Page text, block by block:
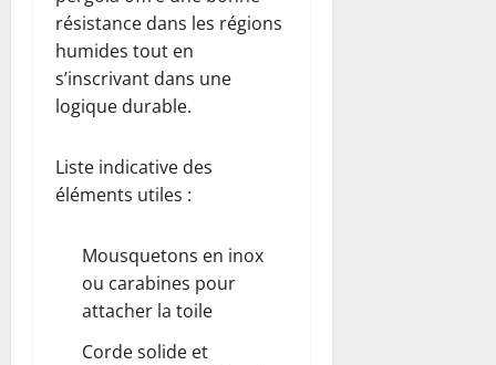
résistance dans les régions
humides tout en
s’inscrivant dans une
logique durable.
Liste indicative des
éléments utiles :
Mousquetons en inox
ou carabines pour
attacher la toile
Corde solide et